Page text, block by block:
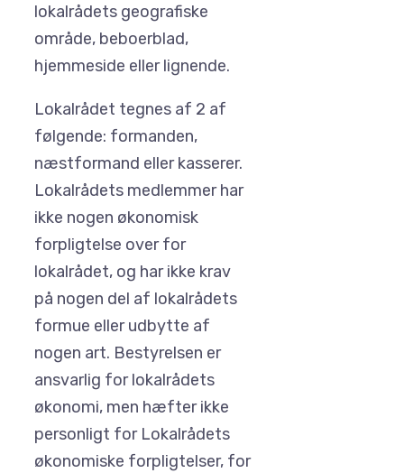
lokalrådets geografiske
område, beboerblad,
hjemmeside eller lignende.
Lokalrådet tegnes af 2 af
følgende: formanden,
næstformand eller kasserer.
Lokalrådets medlemmer har
ikke nogen økonomisk
forpligtelse over for
lokalrådet, og har ikke krav
på nogen del af lokalrådets
formue eller udbytte af
nogen art. Bestyrelsen er
ansvarlig for lokalrådets
økonomi, men hæfter ikke
personligt for Lokalrådets
økonomiske forpligtelser, for